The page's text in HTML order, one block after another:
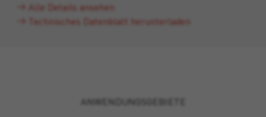
Alle Details ansehen
Technisches Datenblatt herunterladen
ANWENDUNGSGEBIETE